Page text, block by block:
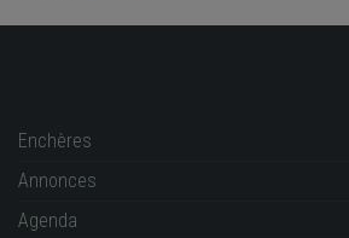
Enchères
Annonces
Agenda